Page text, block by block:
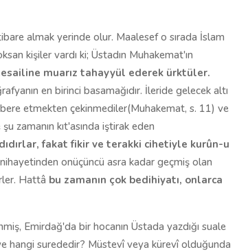
almak yerinde olur. Maalesef o sırada İslam
kişiler vardı ki; Üstadın Muhakemat'ın
muarız tahayyül ederek ürktüler.
en birinci basamağıdır. İleride gelecek altı
etmekten çekinmediler(Muhakemat, s. 11) ve
zamanın kıt'asında iştirak eden
fakat fikir ve terakki cihetiyle kurûn-u
nihayetinden onüçüncü asra kadar geçmiş olan
Hattâ bu zamanın çok bedihiyatı, onlarca
Emirdağ'da bir hocanın Üstada yazdığı suale
hangi surededir? Müstevî veya kürevî olduğunda